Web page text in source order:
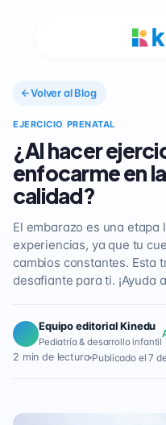
Volver al Blog
EJERCICIO PRENATAL
¿Al hacer
enfocarme en
calidad?
El embarazo es una
experiencias, ya que tu
cambios constantes. Esta
desafiante para ti. ¡Ayuda
Equipo editorial Kinedu
Pediatría & desarrollo infantil
2 min de lectura Publicado el 7